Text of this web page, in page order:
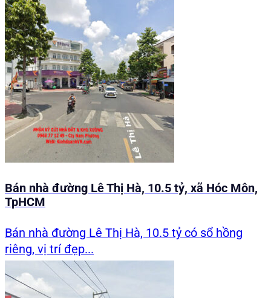
Bán nhà đường Lê Thị Hà, 10.5 tỷ, xã Hóc Môn,
TpHCM
Bán nhà đường Lê Thị Hà, 10.5 tỷ có sổ hồng
riêng, vị trí đẹp...